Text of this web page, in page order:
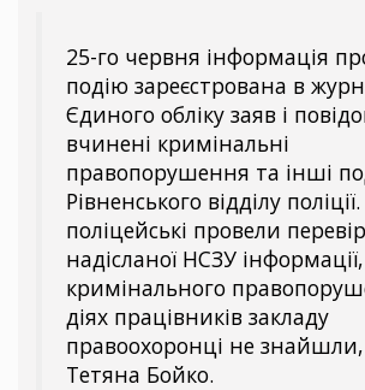
25-го червня інформація
подію зареєстрована в
Єдиного обліку заяв і
вчинені кримінальні
правопорушення та інші
Рівненського відділу
поліцейські провели
надісланої НСЗУ
кримінального
діях працівників закладу
правоохоронці не
Тетяна Бойко.